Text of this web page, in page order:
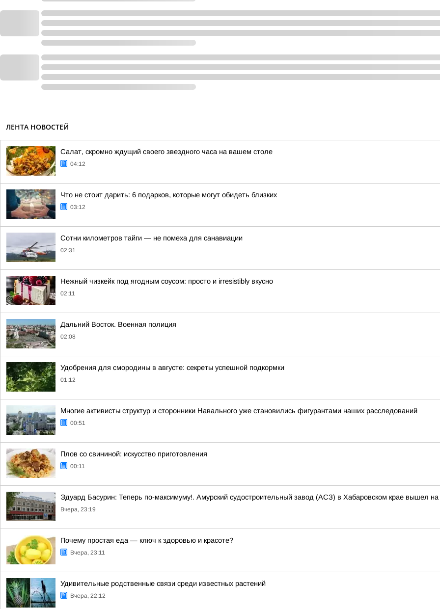
ЛЕНТА НОВОСТЕЙ
Салат, скромно ждущий своего звездного часа на вашем столе
04:12
Что не стоит дарить: 6 подарков, которые могут обидеть близких
03:12
Сотни километров тайги — не помеха для санавиации
02:31
Нежный чизкейк под ягодным соусом: просто и irresistibly вкусно
02:11
Дальний Восток. Военная полиция
02:08
Удобрения для смородины в августе: секреты успешной подкормки
01:12
Многие активисты структур и сторонники Навального уже становились фигурантами наших расследований
00:51
Плов со свининой: искусство приготовления
00:11
Эдуард Басурин: Теперь по-максимуму!. Амурский судостроительный завод (АСЗ) в Хабаровском крае вышел на
Вчера, 23:19
Почему простая еда — ключ к здоровью и красоте?
Вчера, 23:11
Удивительные родственные связи среди известных растений
Вчера, 22:12